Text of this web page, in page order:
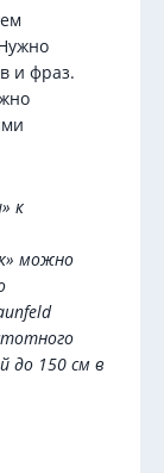
и фраз.
к
можно
до 150 см в